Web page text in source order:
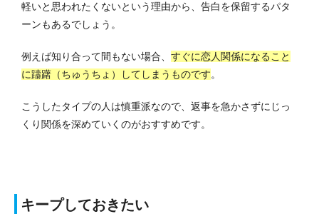
軽いと思われたくないという理由から、告白を保留するパタ
ーンもあるでしょう。
例えば知り合って間もない場合、 すぐに恋人関係になること
に躊躇（ちゅうちょ）してしまうものです。
こうしたタイプの人は慎重派なので、返事を急かさずにじっ
くり関係を深めていくのがおすすめです。
キープしておきたい